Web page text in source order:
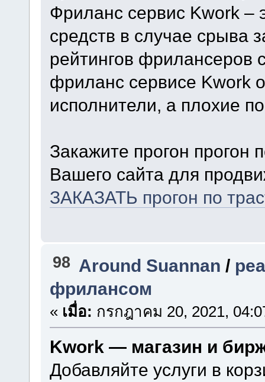
Фриланс сервис Kwork –
средств в случае срыва
рейтингов фрилансеров
фриланс сервисе Kwork
исполнители, а плохие
Закажите прогон прогон
Вашего сайта для
ЗАКАЗАТЬ прогон по
98 Around Suannan /
фрилансом
« เมื่อ: กรกฎาคม 20, 2021,
Kwork — магазин и
Добавляйте услуги в